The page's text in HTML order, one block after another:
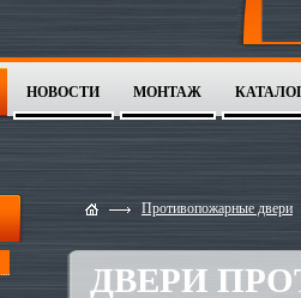
НОВОСТИ МОНТАЖ
Противопожарные двери
ДВЕРИ